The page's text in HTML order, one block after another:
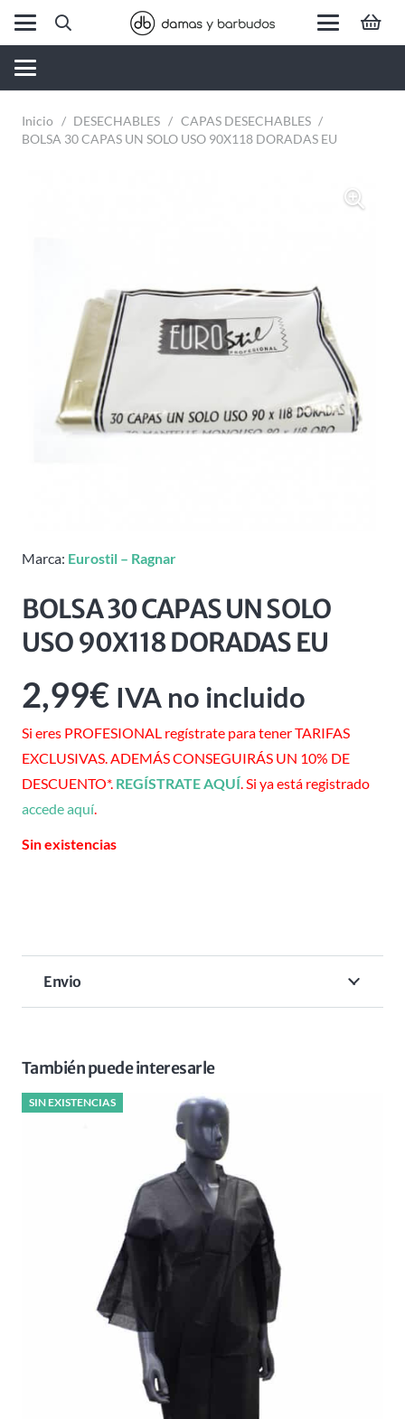
Inicio / DESECHABLES / CAPAS DESECHABLES /
BOLSA 30 CAPAS UN SOLO USO 90X118 DORADAS EU
Marca: Eurostil – Ragnar
BOLSA 30 CAPAS UN SOLO
USO 90X118 DORADAS EU
2,99€ IVA no incluido
Si eres PROFESIONAL regístrate para tener TARIFAS
EXCLUSIVAS. ADEMÁS CONSEGUIRÁS UN 10% DE
DESCUENTO*. REGÍSTRATE AQUÍ. Si ya está registrado
accede aquí.
Sin existencias
Envio
También puede interesarle
SIN EXISTENCIAS